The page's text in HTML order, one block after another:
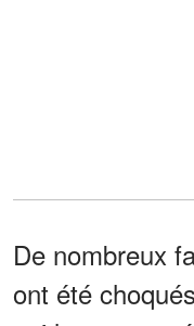
De nombreux
ont été